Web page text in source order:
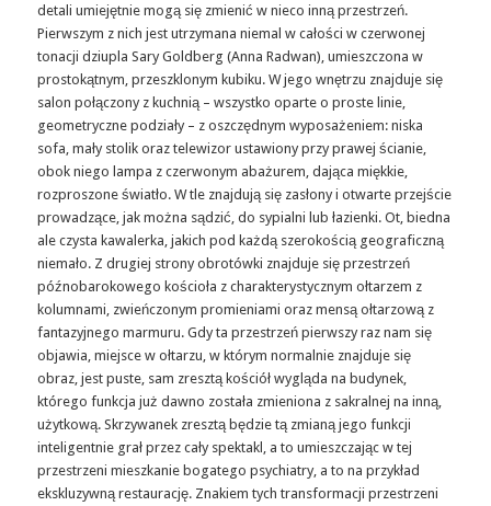
detali umiejętnie mogą się zmienić w nieco inną przestrzeń.
Pierwszym z nich jest utrzymana niemal w całości w czerwonej
tonacji dziupla Sary Goldberg (Anna Radwan), umieszczona w
prostokątnym, przeszklonym kubiku. W jego wnętrzu znajduje się
salon połączony z kuchnią – wszystko oparte o proste linie,
geometryczne podziały – z oszczędnym wyposażeniem: niska
sofa, mały stolik oraz telewizor ustawiony przy prawej ścianie,
obok niego lampa z czerwonym abażurem, dająca miękkie,
rozproszone światło. W tle znajdują się zasłony i otwarte przejście
prowadzące, jak można sądzić, do sypialni lub łazienki. Ot, biedna
ale czysta kawalerka, jakich pod każdą szerokością geograficzną
niemało. Z drugiej strony obrotówki znajduje się przestrzeń
późnobarokowego kościoła z charakterystycznym ołtarzem z
kolumnami, zwieńczonym promieniami oraz mensą ołtarzową z
fantazyjnego marmuru. Gdy ta przestrzeń pierwszy raz nam się
objawia, miejsce w ołtarzu, w którym normalnie znajduje się
obraz, jest puste, sam zresztą kościół wygląda na budynek,
którego funkcja już dawno została zmieniona z sakralnej na inną,
użytkową. Skrzywanek zresztą będzie tą zmianą jego funkcji
inteligentnie grał przez cały spektakl, a to umieszczając w tej
przestrzeni mieszkanie bogatego psychiatry, a to na przykład
ekskluzywną restaurację. Znakiem tych transformacji przestrzeni